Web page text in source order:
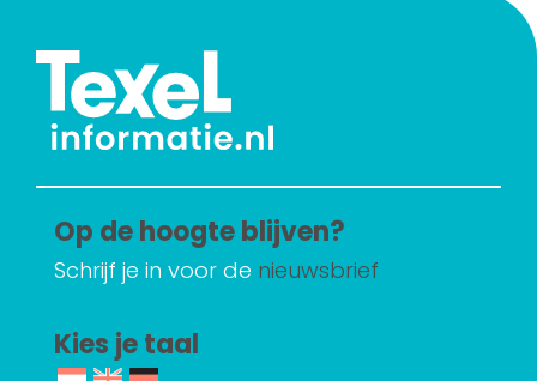
Op de hoogte blijven?
Schrijf je in voor de nieuwsbrief
Kies je taal